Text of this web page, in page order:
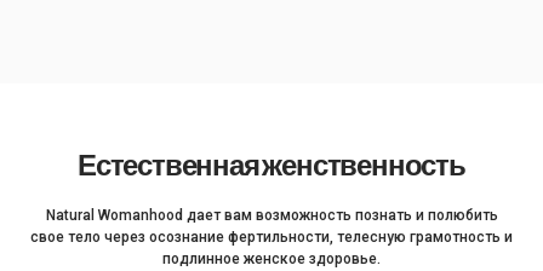
Естественная женственность
Natural Womanhood дает вам возможность познать и полюбить
свое тело через осознание фертильности, телесную грамотность и
подлинное женское здоровье.